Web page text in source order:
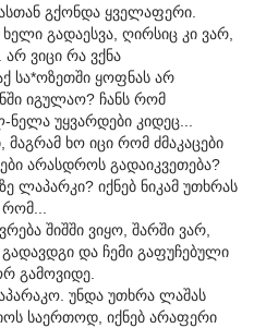
გქონდა ყველაფერი.
გადაესვა, ღირსიც კი ვარ,
ვიცი რა ვქნა
სა*ოზეთში ყოფნას არ
იგულაო? ჩანს რომ
უყვარდები კიდეც...
ხო იცი რომ ძმაკაცები
არასდროს გადაიკვეთება?
ლაპარკი? იქნებ ნიკამ უთხრას
შიშში ვიყო, შარში ვარ,
და ჩემი გაფუჩებული
გამოვიდე.
უნდა უთხრა ლაშას
საერთოდ, იქნებ არაფერი